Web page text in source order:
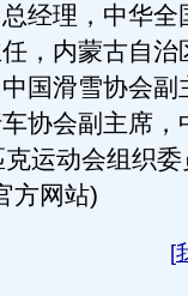
经理，中华全
，内蒙古自治
国滑雪协会副
协会副主席，
运动会组织
方网站)
[